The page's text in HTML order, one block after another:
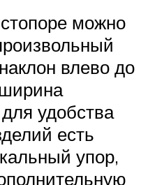
можно
влево до
удобства
есть
упор,